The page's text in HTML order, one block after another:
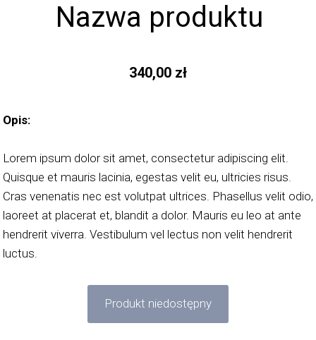
Nazwa produktu
340,00 zł
Opis:
Lorem ipsum dolor sit amet, consectetur adipiscing elit.
Quisque et mauris lacinia, egestas velit eu, ultricies risus.
Cras venenatis nec est volutpat ultrices. Phasellus velit odio,
laoreet at placerat et, blandit a dolor. Mauris eu leo at ante
hendrerit viverra. Vestibulum vel lectus non velit hendrerit
luctus.
Produkt niedostępny